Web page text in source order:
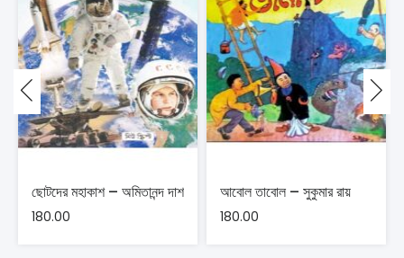
ছোটদের মহাকাশ – অমিতানন্দ দাশ
180.00
আবোল তাবোল – সুকুমার রায়
180.00